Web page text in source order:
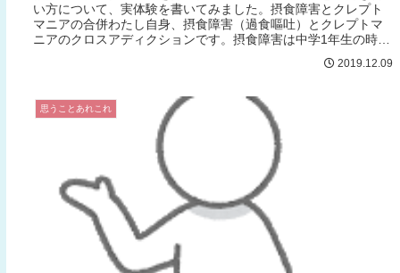
い方について、実体験を書いてみました。摂食障害とクレプト
マニアの合併わたし自身、摂食障害（過食嘔吐）とクレプトマ
ニアのクロスアディクションです。摂食障害は中学1年生の時に
2019.12.09
思うことあれこれ